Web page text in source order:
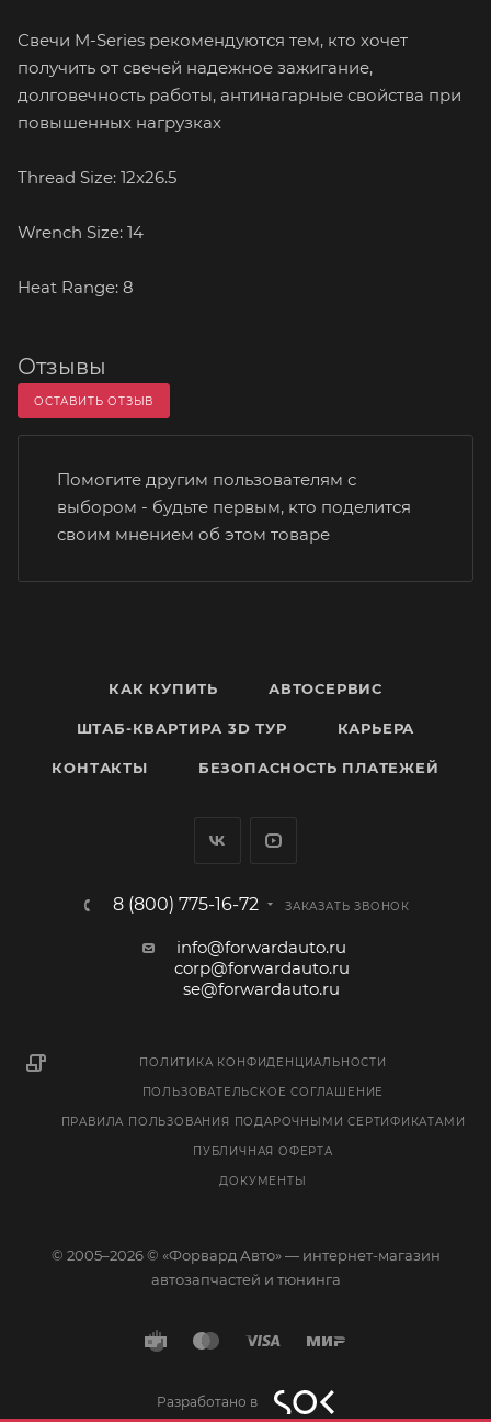
Свечи M-Series рекомендуются тем, кто хочет
получить от свечей надежное зажигание,
долговечность работы, антинагарные свойства при
повышенных нагрузках
Thread Size: 12x26.5
Wrench Size: 14
Heat Range: 8
Отзывы
ОСТАВИТЬ ОТЗЫВ
Помогите другим пользователям с
выбором - будьте первым, кто поделится
своим мнением об этом товаре
КАК КУПИТЬ АВТОСЕРВИС
ШТАБ-КВАРТИРА 3D ТУР КАРЬЕРА
КОНТАКТЫ БЕЗОПАСНОСТЬ ПЛАТЕЖЕЙ
8 (800) 775-16-72 ЗАКАЗАТЬ ЗВОНОК
info@forwardauto.ru
corp@forwardauto.ru
se@forwardauto.ru
ПОЛИТИКА КОНФИДЕНЦИАЛЬНОСТИ
ПОЛЬЗОВАТЕЛЬСКОЕ СОГЛАШЕНИЕ
ПРАВИЛА ПОЛЬЗОВАНИЯ ПОДАРОЧНЫМИ СЕРТИФИКАТАМИ
ПУБЛИЧНАЯ ОФЕРТА
ДОКУМЕНТЫ
© 2005–2026 © «Форвард Авто» — интернет-магазин
автозапчастей и тюнинга
Разработано в